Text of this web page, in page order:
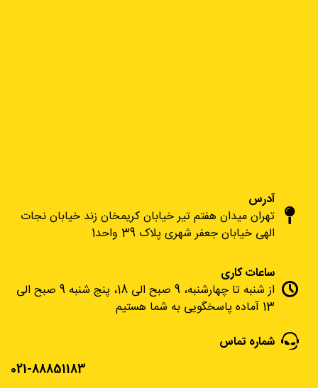
آدرس
تهران میدان هفتم تیر خیابان کریمخان زند خیابان نجات
الهی خیابان جعفر شهری پلاک 39 واحد1
ساعات کاری
از شنبه تا چهارشنبه، 9 صبح الی 18، پنج شنبه 9 صبح الی
13 آماده پاسخگویی به شما هستیم
شماره تماس
021-88851183